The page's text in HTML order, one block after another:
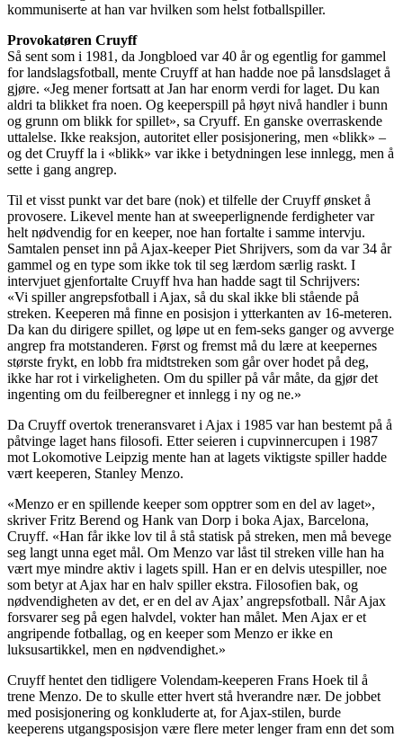
kommuniserte at han var hvilken som helst fotballspiller.
Provokatøren Cruyff
Så sent som i 1981, da Jongbloed var 40 år og egentlig for gammel
for landslagsfotball, mente Cruyff at han hadde noe på lansdslaget å
gjøre. «Jeg mener fortsatt at Jan har enorm verdi for laget. Du kan
aldri ta blikket fra noen. Og keeperspill på høyt nivå handler i bunn
og grunn om blikk for spillet», sa Cryuff. En ganske overraskende
uttalelse. Ikke reaksjon, autoritet eller posisjonering, men «blikk» –
og det Cruyff la i «blikk» var ikke i betydningen lese innlegg, men å
sette i gang angrep.
Til et visst punkt var det bare (nok) et tilfelle der Cruyff ønsket å
provosere. Likevel mente han at sweeperlignende ferdigheter var
helt nødvendig for en keeper, noe han fortalte i samme intervju.
Samtalen penset inn på Ajax-keeper Piet Shrijvers, som da var 34 år
gammel og en type som ikke tok til seg lærdom særlig raskt. I
intervjuet gjenfortalte Cruyff hva han hadde sagt til Schrijvers:
«Vi spiller angrepsfotball i Ajax, så du skal ikke bli stående på
streken. Keeperen må finne en posisjon i ytterkanten av 16-meteren.
Da kan du dirigere spillet, og løpe ut en fem-seks ganger og avverge
angrep fra motstanderen. Først og fremst må du lære at keepernes
største frykt, en lobb fra midtstreken som går over hodet på deg,
ikke har rot i virkeligheten. Om du spiller på vår måte, da gjør det
ingenting om du feilberegner et innlegg i ny og ne.»
Da Cruyff overtok treneransvaret i Ajax i 1985 var han bestemt på å
påtvinge laget hans filosofi. Etter seieren i cupvinnercupen i 1987
mot Lokomotive Leipzig mente han at lagets viktigste spiller hadde
vært keeperen, Stanley Menzo.
«Menzo er en spillende keeper som opptrer som en del av laget»,
skriver Fritz Berend og Hank van Dorp i boka Ajax, Barcelona,
Cruyff. «Han får ikke lov til å stå statisk på streken, men må bevege
seg langt unna eget mål. Om Menzo var låst til streken ville han ha
vært mye mindre aktiv i lagets spill. Han er en delvis utespiller, noe
som betyr at Ajax har en halv spiller ekstra. Filosofien bak, og
nødvendigheten av det, er en del av Ajax’ angrepsfotball. Når Ajax
forsvarer seg på egen halvdel, vokter han målet. Men Ajax er et
angripende fotballag, og en keeper som Menzo er ikke en
luksusartikkel, men en nødvendighet.»
Cruyff hentet den tidligere Volendam-keeperen Frans Hoek til å
trene Menzo. De to skulle etter hvert stå hverandre nær. De jobbet
med posisjonering og konkluderte at, for Ajax-stilen, burde
keeperens utgangsposisjon være flere meter lenger fram enn det som